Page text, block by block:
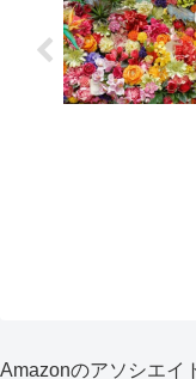
Amazonのアソシエイ